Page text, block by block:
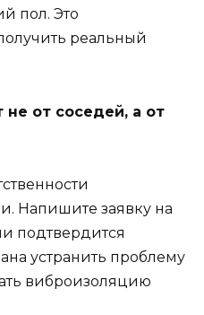
пол. Это
реальный
от соседей, а от
Напишите заявку на
подтвердится
устранить проблему
виброизоляцию